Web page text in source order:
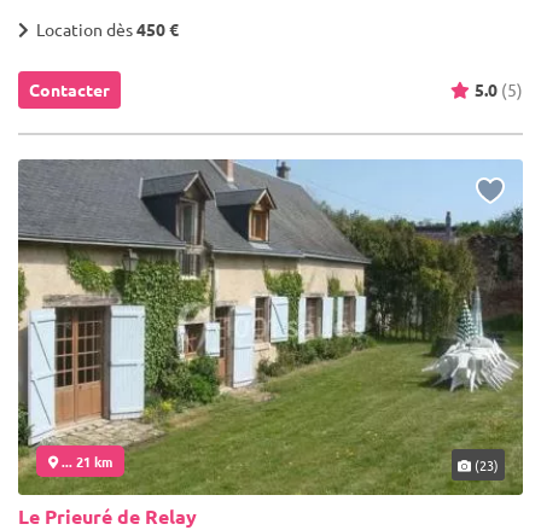
Location dès450 €
Contacter 5.0 (5)
... 21 km (23)
Le Prieuré de Relay